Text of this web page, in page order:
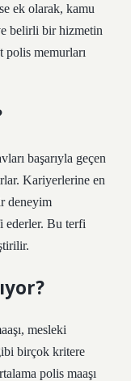
ek olarak, kamu
belirli bir hizmetin
memurları
başarıyla geçen
Kariyerlerine en
deneyim
ederler. Bu terfi
mesleki
birçok kritere
polis maaşı